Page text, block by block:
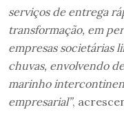
serviços de entrega
transformação, em
empresas societárias
chuvas, envolvendo
marinho
empresarial”,